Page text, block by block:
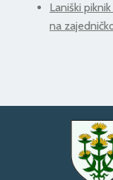
Laniški
na